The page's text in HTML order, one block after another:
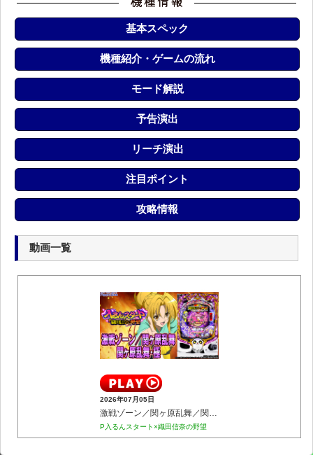
基本スペック
機種紹介・ゲームの流れ
モード解説
予告演出
リーチ演出
注目ポイント
攻略情報
動画一覧
2026年07月05日
激戦ゾーン／関ヶ原乱舞／関ヶ原乱舞･極
P入るんスタート×織田信奈の野望